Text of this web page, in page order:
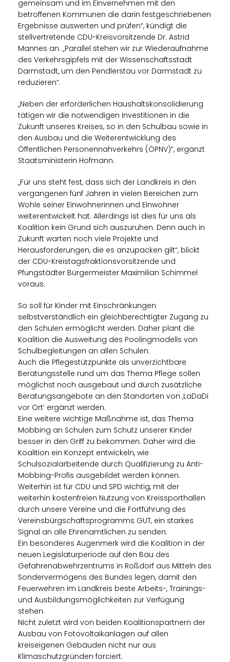
gemeinsam und im Einvernehmen mit den
betroffenen Kommunen die darin festgeschriebenen
Ergebnisse auswerten und prüfen“, kündigt die
stellvertretende CDU-Kreisvorsitzende Dr. Astrid
Mannes an. „Parallel stehen wir zur Wiederaufnahme
des Verkehrsgipfels mit der Wissenschaftsstadt
Darmstadt, um den Pendlerstau vor Darmstadt zu
reduzieren“.
Neben der erforderlichen Haushaltskonsolidierung
tätigen wir die notwendigen Investitionen in die
Zukunft unseres Kreises, so in den Schulbau sowie in
den Ausbau und die Weiterentwicklung des
Öffentlichen Personennahverkehrs (ÖPNV)“, ergänzt
Staatsministerin Hofmann.
Für uns steht fest, dass sich der Landkreis in den
vergangenen fünf Jahren in vielen Bereichen zum
Wohle seiner Einwohnerinnen und Einwohner
weiterentwickelt hat. Allerdings ist dies für uns als
Koalition kein Grund sich auszuruhen. Denn auch in
Zukunft warten noch viele Projekte und
Herausforderungen, die es anzupacken gilt“, blickt
der CDU-Kreistagsfraktionsvorsitzende und
Pfungstädter Bürgermeister Maximilian Schimmel
voraus.
So soll für Kinder mit Einschränkungen
selbstverständlich ein gleichberechtigter Zugang zu
den Schulen ermöglicht werden. Daher plant die
Koalition die Ausweitung des Poolingmodells von
Schulbegleitungen an allen Schulen.
Auch die Pflegestützpunkte als unverzichtbare
Beratungsstelle rund um das Thema Pflege sollen
möglichst noch ausgebaut und durch zusätzliche
Beratungsangebote an den Standorten von ‚LaDaDi
vor Ort‘ ergänzt werden.
Eine weitere wichtige Maßnahme ist, das Thema
Mobbing an Schulen zum Schutz unserer Kinder
besser in den Griff zu bekommen. Daher wird die
Koalition ein Konzept entwickeln, wie
Schulsozialarbeitende durch Qualifizierung zu Anti-
Mobbing-Profis ausgebildet werden können.
Weiterhin ist für CDU und SPD wichtig, mit der
weiterhin kostenfreien Nutzung von Kreissporthallen
durch unsere Vereine und die Fortführung des
Vereinsbürgschaftsprogramms GUT, ein starkes
Signal an alle Ehrenamtlichen zu senden.
Ein besonderes Augenmerk wird die Koalition in der
neuen Legislaturperiode auf den Bau des
Gefahrenabwehrzentrums in Roßdorf aus Mitteln des
Sondervermögens des Bundes legen, damit den
Feuerwehren im Landkreis beste Arbeits-, Trainings-
und Ausbildungsmöglichkeiten zur Verfügung
stehen.
Nicht zuletzt wird von beiden Koalitionspartnern der
Ausbau von Fotovoltaikanlagen auf allen
kreiseigenen Gebäuden nicht nur aus
Klimaschutzgründen forciert.